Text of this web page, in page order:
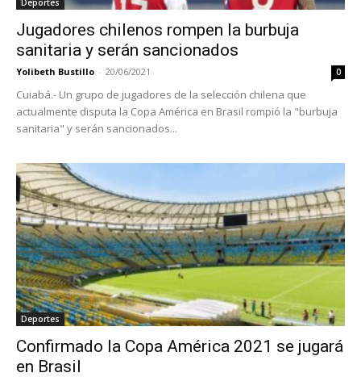
Deportes
Jugadores chilenos rompen la burbuja
sanitaria y serán sancionados
Yolibeth Bustillo - 20/06/2021 0
Cuiabá.- Un grupo de jugadores de la selección chilena que
actualmente disputa la Copa América en Brasil rompió la "burbuja
sanitaria" y serán sancionados...
Deportes
Confirmado la Copa América 2021 se jugará
en Brasil